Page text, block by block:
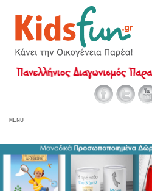
MENU